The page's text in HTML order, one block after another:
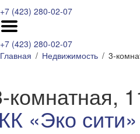
+7 (423) 280-02-07
+7 (423) 280-02-07
Главная
Недвижимость 3-
комнатная,
«Эко